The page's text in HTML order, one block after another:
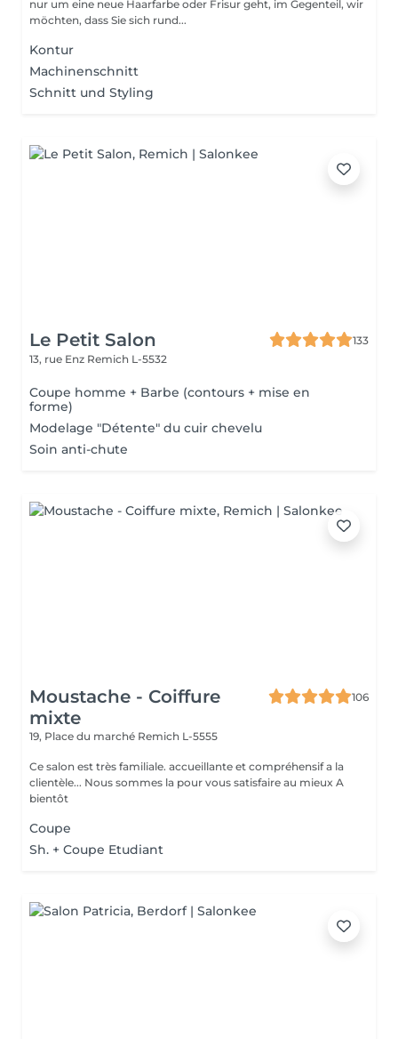
nur um eine neue Haarfarbe oder Frisur geht, im Gegenteil, wir
möchten, dass Sie sich rund...
Kontur
Machinenschnitt
Schnitt und Styling
Le Petit Salon
133
13, rue Enz Remich L-5532
Coupe homme + Barbe (contours + mise en
forme)
Modelage "Détente" du cuir chevelu
Soin anti-chute
Moustache - Coiffure
mixte
106
19, Place du marché Remich L-5555
Ce salon est très familiale. accueillante et compréhensif a la
clientèle... Nous sommes la pour vous satisfaire au mieux A
bientôt
Coupe
Sh. + Coupe Etudiant